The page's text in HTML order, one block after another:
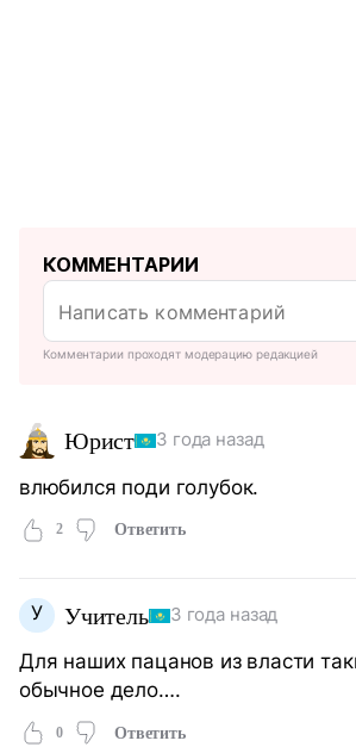
КОММЕНТАРИИ
Комментарии проходят модерацию редакцией
Юрист 3 года назад
влюбился поди голубок.
2 Ответить
У Учитель 3 года назад
Для наших пацанов из власти
обычное дело….
0 Ответить